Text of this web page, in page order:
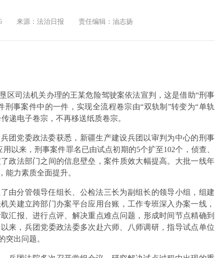
来源：法治日报 责任编辑：油志扬
区司法机关办理的王某危险驾驶案依法宣判，这是借助“刑事
事案件中的一件，实现全流程卷宗由“双轨制”转变为“单轨
递电子卷宗，不再移送纸质卷宗。
团党委政法委获悉，新疆生产建设兵团以审判为中心的刑事
以来，刑事案件罪名已由试点初期的5个扩至102个，侦查、
政法部门之间的信息壁垒，案件质效大幅提高。大批一线年
能力素质全面提升。
由分管领导任组长、公检法三长为副组长的领导小组，组建
关建立跨部门办案平台应用台账，工作专班深入办案一线，
汇报、进行点评、解决重点难点问题，形成时间节点精确到
来，兵团党委政法委多次赴六师、八师调研，指导试点单位
突出问题。